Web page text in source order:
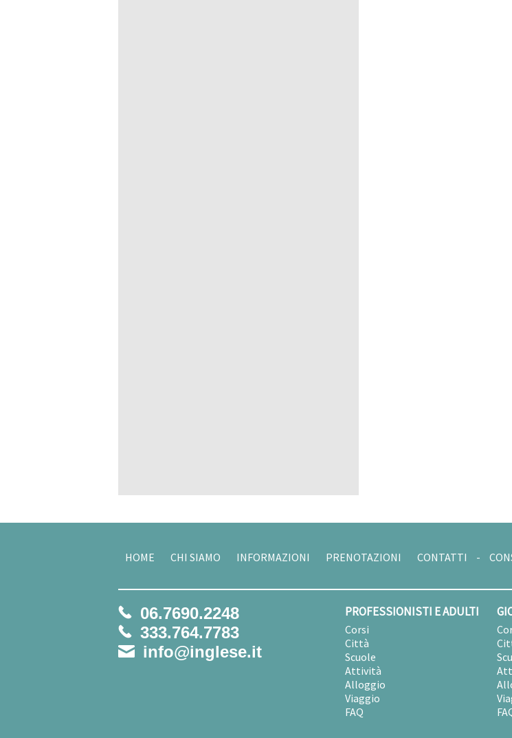
HOME CHI SIAMO INFORMAZIONI PRENOTAZIONI CONTATTI -
06.7690.2248
333.764.7783
info@inglese.it
PROFESSIONISTI E ADULTI
Corsi
Città
Scuole
Attività
Alloggio
Viaggio
FAQ